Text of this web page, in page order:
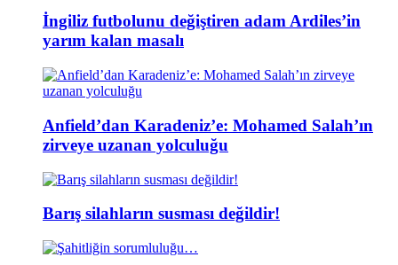
İngiliz futbolunu değiştiren adam Ardiles’in
yarım kalan masalı
Anfield’dan Karadeniz’e: Mohamed Salah’ın
zirveye uzanan yolculuğu
Barış silahların susması değildir!